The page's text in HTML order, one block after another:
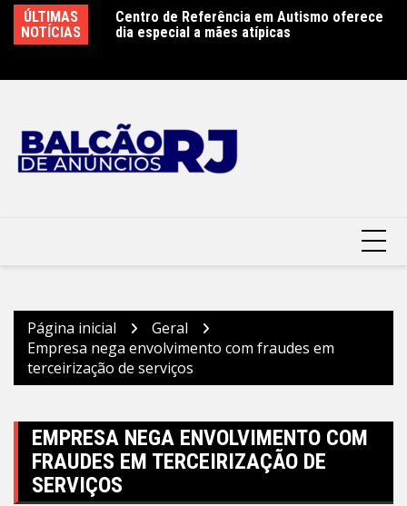
para
ÚLTIMAS
NOTÍCIAS
antecipa
2026 com
e do trabalho
Centro de Referência em Autismo oferece
dia especial a mães atípicas
Página inicial
Geral
Empresa nega envolvimento com fraudes em
terceirização de serviços
EMPRESA NEGA ENVOLVIMENTO COM
FRAUDES EM TERCEIRIZAÇÃO DE
SERVIÇOS